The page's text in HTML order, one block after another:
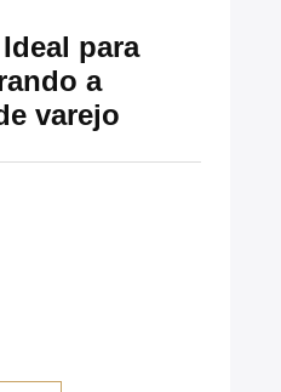
para
a
varejo